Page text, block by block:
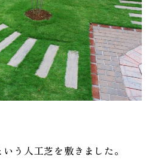
いう人工芝を敷きました。